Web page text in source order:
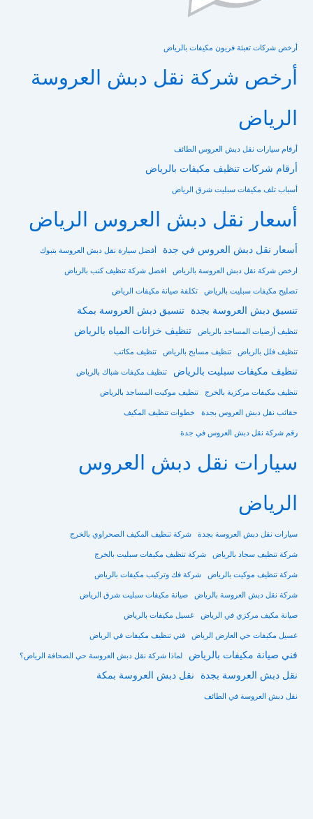
أرخص شركات تعبئة فريون مكيفات بالرياض
أرخص شركة نقل دبش العروسة
الرياض
أرقام سيارات نقل دبش العروس الطائف
أرقام شركات تنظيف مكيفات بالرياض
أسباب تلف مكيفات سبليت شرق الرياض
أسعار نقل دبش العروس الرياض
أسعار نقل دبش العروس في جدة أفضل سيارة نقل دبش العروسة بتبوك
ارخص شركة نقل دبش العروسة بالرياض افضل شركة تنظيف كنب بالرياض
تصليح مكيفات سبليت بالرياض تكلفة صيانة مكيفات الرياض
تنسيق دبش العروسة بجدة تنسيق دبش العروسة بمكة
تنظيف أرضيات المساجد بالرياض تنظيف خزانات المياه بالرياض
تنظيف فلل بالرياض تنظيف مسابح بالرياض تنظيف مكاتب
تنظيف مكيفات سبليت بالرياض تنظيف مكيفات شباك بالرياض
تنظيف مكيفات مركزية بالخرج تنظيف موكيت المساجد بالرياض
حقائب نقل دبش العروس بجدة خطوات تنظيف المكيف
رقم شركة نقل دبش العروس في جدة
سيارات نقل دبش العروس
الرياض
سيارات نقل دبش العروسة بجدة شركة تنظيف المكيف الصحراوي بالخرج
شركة تنظيف سجاد بالرياض شركة تنظيف مكيفات سبليت بالخرج
شركة تنظيف موكيت بالرياض شركة فك وتركيب مكيفات بالرياض
شركة نقل دبش العروسة بالرياض صيانة مكيفات سبليت شرق الرياض
صيانة مكيف مركزي في الرياض غسيل مكيفات بالرياض
غسيل مكيفات حي العارض الرياض فني تنظيف مكيفات في الرياض
فني صيانة مكيفات بالرياض لماذا شركة نقل دبش العروسة حي الصحافة الرياض؟
نقل دبش العروسة بجدة نقل دبش العروسة بمكة
نقل دبش العروسة في الطائف